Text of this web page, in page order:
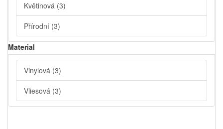
Květinová (3)
Přírodní (3)
Material
Vinylová (3)
Vliesová (3)